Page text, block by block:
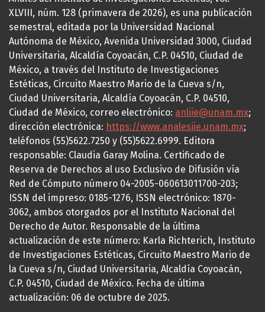
XLVIII, núm. 128 (primavera de 2026), es una publicación
semestral, editada por la Universidad Nacional
Autónoma de México, Avenida Universidad 3000, Ciudad
Universitaria, Alcaldía Coyoacán, C.P. 04510, Ciudad de
México, a través del Instituto de Investigaciones
Estéticas, Circuito Maestro Mario de la Cueva s/n,
Ciudad Universitaria, Alcaldía Coyoacán, C.P. 04510,
Ciudad de México, correo electrónico: anliie@unam.mx;
dirección electrónica: https://www.analesiie.unam.mx;
teléfonos (55)5622.7250 y (55)5622.6999. Editora
responsable: Claudia Garay Molina. Certificado de
Reserva de Derechos al uso Exclusivo de Difusión vía
Red de Cómputo número 04-2005-060613011700-203;
ISSN del impreso: 0185-1276, ISSN electrónico: 1870-
3062, ambos otorgados por el Instituto Nacional del
Derecho de Autor. Responsable de la última
actualización de este número: Karla Richterich, Instituto
de Investigaciones Estéticas, Circuito Maestro Mario de
la Cueva s/n, Ciudad Universitaria, Alcaldía Coyoacán,
C.P. 04510, Ciudad de México. Fecha de última
actualización: 06 de octubre de 2025.